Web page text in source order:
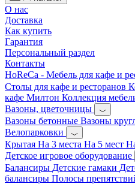
О нас
Доставка
Как купить
Гарантия
Персональный раздел
Контакты
HoReCa - Мебель для кафе и
Cтолы для кафе и ресторанов
кафе Милтон Коллекция
Вазоны, цветочницы
Вазоны бетонные Вазоны
Велопарковки
Крытая На 3 места На 5 мест
Детское игровое оборудование
Балансиры Детские гамаки
балансиры Полосы